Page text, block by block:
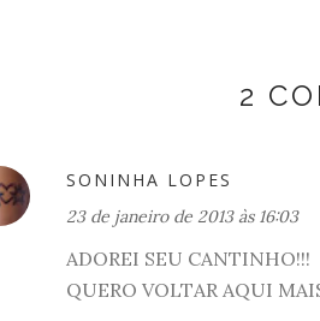
2
SONINHA LOPES
23 de janeiro de 2013 às 16:03
ADOREI SEU CANTINHO!!!
QUERO VOLTAR AQUI